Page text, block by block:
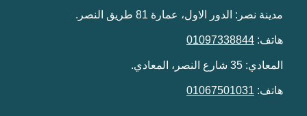
مدينة نصر: الدور الاول، عمارة 81 طريق النصر.
هاتف: 01097338844
المعادي: 35 شارع النصر، المعادي.
هاتف: 01067501031